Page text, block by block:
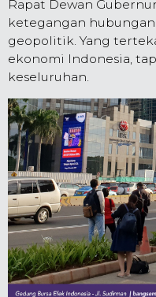
Rapat Dewan
ketegangan
geopolitik. Yang
ekonomi Indonesia,
keseluruhan.